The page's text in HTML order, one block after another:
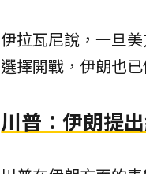
伊拉瓦尼說，一旦
選擇開戰，伊朗也已
川普：伊朗提